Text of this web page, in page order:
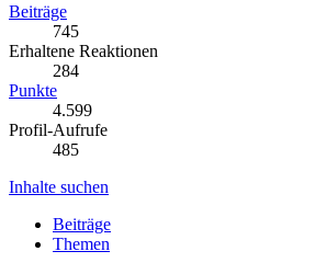
Beiträge
745
Erhaltene Reaktionen
284
Punkte
4.599
Profil-Aufrufe
485
Inhalte suchen
Beiträge
Themen